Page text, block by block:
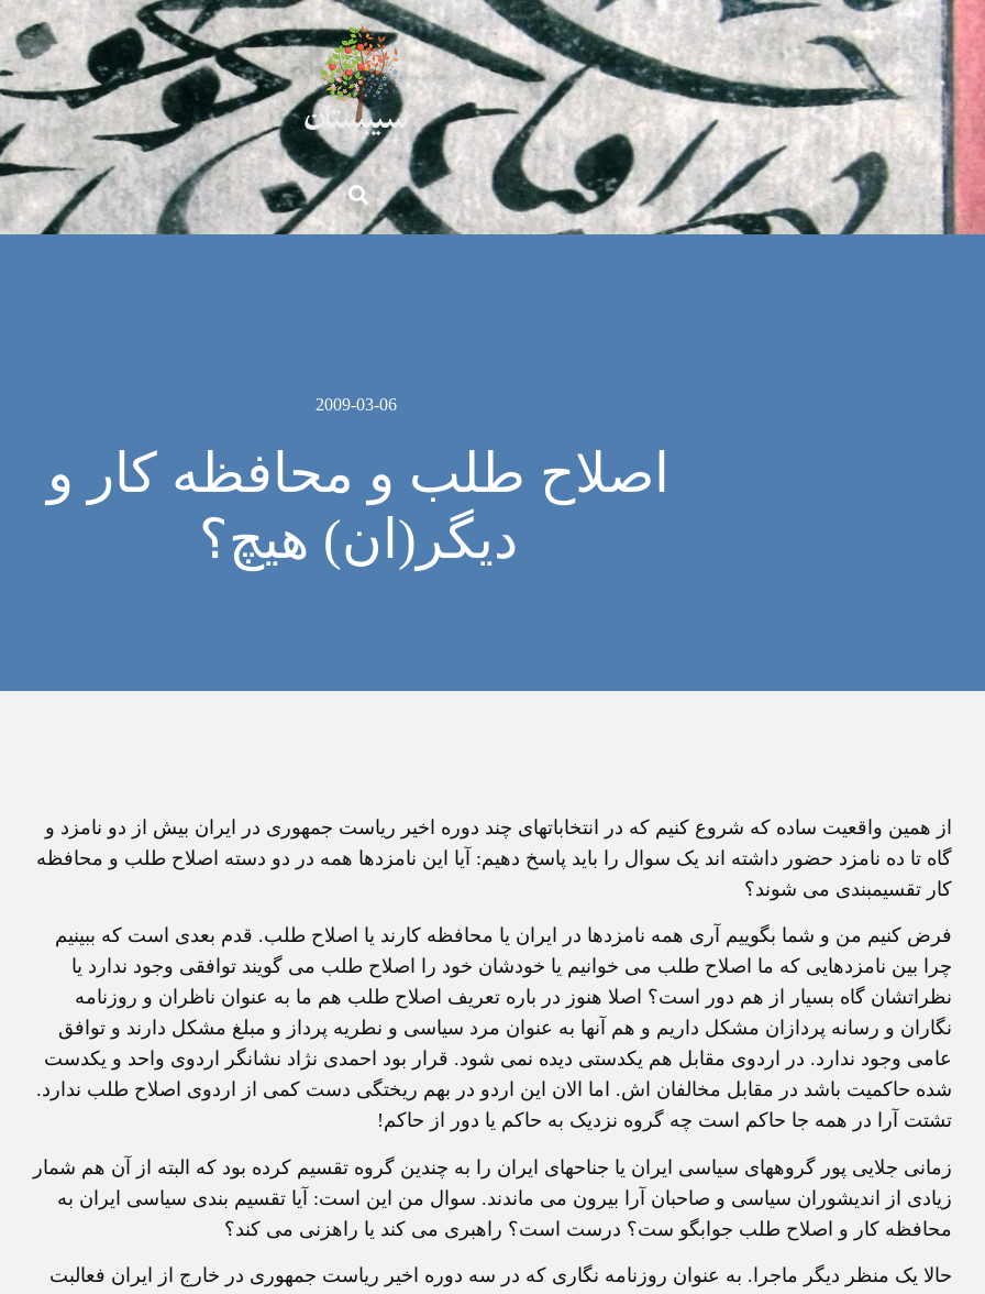
2009-03-06
اصلاح طلب و محافظه کار و
دیگر(ان) هیچ؟
از همین واقعیت ساده که شروع کنیم که در انتخاباتهای چند دوره اخیر ریاست جمهوری در ایران بیش از دو نامزد و
گاه تا ده نامزد حضور داشته اند یک سوال را باید پاسخ دهیم: آیا این نامزدها همه در دو دسته اصلاح طلب و محافظه
کار تقسیمبندی می شوند؟
فرض کنیم من و شما بگوییم آری همه نامزدها در ایران یا محافظه کارند یا اصلاح طلب. قدم بعدی است که ببینیم
چرا بین نامزدهایی که ما اصلاح طلب می خوانیم یا خودشان خود را اصلاح طلب می گویند توافقی وجود ندارد یا
نظراتشان گاه بسیار از هم دور است؟ اصلا هنوز در باره تعریف اصلاح طلب هم ما به عنوان ناظران و روزنامه
نگاران و رسانه پردازان مشکل داریم و هم آنها به عنوان مرد سیاسی و نطریه پرداز و مبلغ مشکل دارند و توافق
عامی وجود ندارد. در اردوی مقابل هم یکدستی دیده نمی شود. قرار بود احمدی نژاد نشانگر اردوی واحد و یکدست
شده حاکمیت باشد در مقابل مخالفان اش. اما الان این اردو در بهم ریختگی دست کمی از اردوی اصلاح طلب ندارد.
تشتت آرا در همه جا حاکم است چه گروه نزدیک به حاکم یا دور از حاکم!
زمانی جلایی پور گروههای سیاسی ایران یا جناحهای ایران را به چندین گروه تقسیم کرده بود که البته از آن هم شمار
زیادی از اندیشوران سیاسی و صاحبان آرا بیرون می ماندند. سوال من این است: آیا تقسیم بندی سیاسی ایران به
محافظه کار و اصلاح طلب جوابگو ست؟ درست است؟ راهبری می کند یا راهزنی می کند؟
حالا یک منظر دیگر ماجرا. به عنوان روزنامه نگاری که در سه دوره اخیر ریاست جمهوری در خارج از ایران فعالبت